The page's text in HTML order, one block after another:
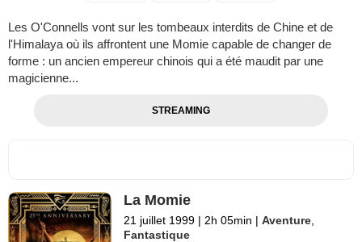
Les O'Connells vont sur les tombeaux interdits de Chine et de
l'Himalaya où ils affrontent une Momie capable de changer de
forme : un ancien empereur chinois qui a été maudit par une
magicienne...
STREAMING
La Momie
21 juillet 1999 | 2h 05min | Aventure
Fantastique